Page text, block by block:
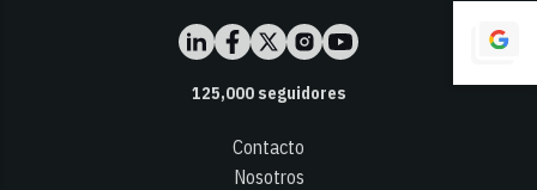
125,000seguidores
Contacto
Nosotros